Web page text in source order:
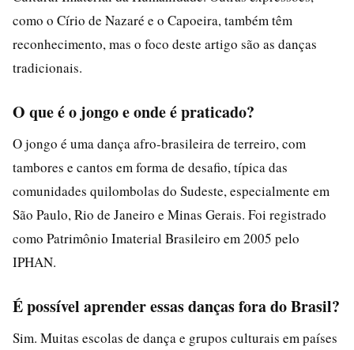
como o Círio de Nazaré e o Capoeira, também têm
reconhecimento, mas o foco deste artigo são as danças
tradicionais.
O que é o jongo e onde é praticado?
O jongo é uma dança afro-brasileira de terreiro, com
tambores e cantos em forma de desafio, típica das
comunidades quilombolas do Sudeste, especialmente em
São Paulo, Rio de Janeiro e Minas Gerais. Foi registrado
como Patrimônio Imaterial Brasileiro em 2005 pelo
IPHAN.
É possível aprender essas danças fora do Brasil?
Sim. Muitas escolas de dança e grupos culturais em países